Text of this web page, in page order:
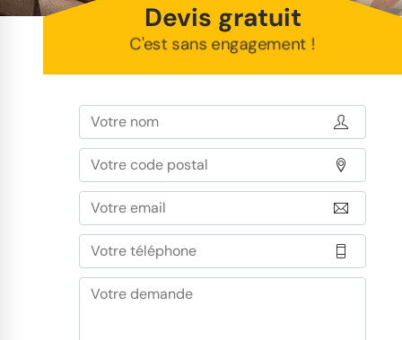
Devis gratuit
C'est sans engagement !